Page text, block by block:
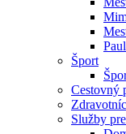
Šport
Cestovný
Služby